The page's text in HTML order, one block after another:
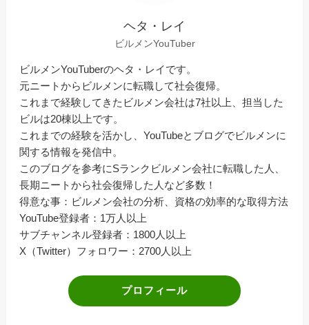
ヘタ・レイ
ビルメンYouTuber
ビルメンYouTuberのヘタ・レイです。
元ニートからビルメンに転職して社会復帰。
これまで経験してきたビルメン会社は7社以上、担当した
ビルは20棟以上です。
これまでの経験を活かし、YouTubeとブログでビルメンに
関する情報を発信中。
このブログを参考にSランクビルメン会社に転職した人、
長期ニートから社会復帰した人など多数！
得意な事：ビルメン会社の分析、資格の効率的な取得方法
YouTube登録者：1万人以上
サブチャンネル登録者：1800人以上
X（Twitter）フォロワー：2700人以上
プロフィール